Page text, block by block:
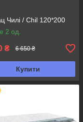
Чилі / Chil 120*200
2 од.
₴ 6 650 ₴
Купити